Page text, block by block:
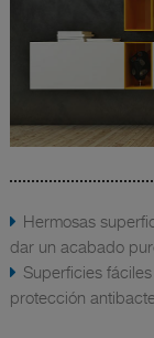
Hermosas
dar un acabado
Superficies
protección